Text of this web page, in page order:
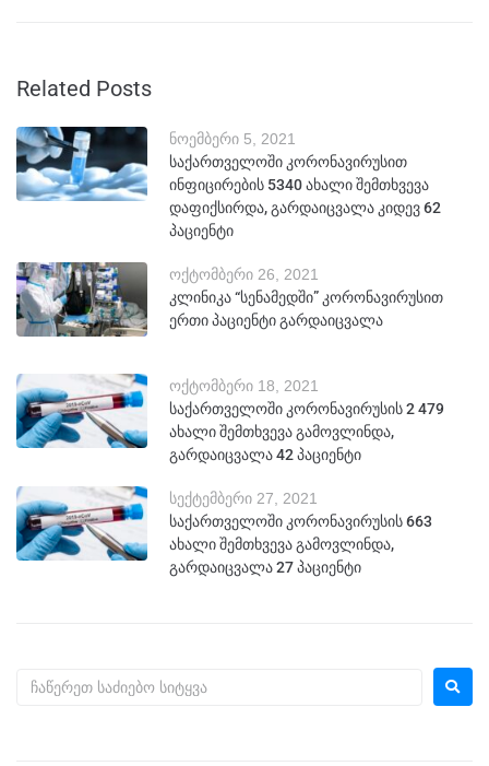
Related Posts
ნოემბერი 5, 2021
საქართველოში კორონავირუსით
ინფიცირების 5340 ახალი შემთხვევა
დაფიქსირდა, გარდაიცვალა კიდევ 62
პაციენტი
ოქტომბერი 26, 2021
კლინიკა “სენამედში” კორონავირუსით
ერთი პაციენტი გარდაიცვალა
ოქტომბერი 18, 2021
საქართველოში კორონავირუსის 2 479
ახალი შემთხვევა გამოვლინდა,
გარდაიცვალა 42 პაციენტი
სექტემბერი 27, 2021
საქართველოში კორონავირუსის 663
ახალი შემთხვევა გამოვლინდა,
გარდაიცვალა 27 პაციენტი